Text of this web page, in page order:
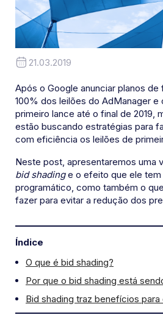
21.03.2019
Após o Google anunciar planos
100% dos leilões do AdManager e
primeiro lance até o final de 2019,
estão buscando estratégias para
com eficiência os leilões de
Neste post, apresentaremos uma
bid shadinge o efeito que ele tem
programático, como também o
fazer para evitar a redução dos
Índice
O que é bid shading?
Por que o bid shading está
Bid shading traz benefícios para